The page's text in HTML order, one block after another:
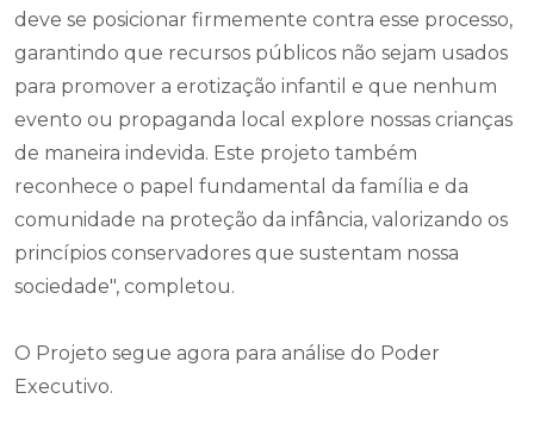
deve se posicionar firmemente contra esse processo,
garantindo que recursos públicos não sejam usados
para promover a erotização infantil e que nenhum
evento ou propaganda local explore nossas crianças
de maneira indevida. Este projeto também
reconhece o papel fundamental da família e da
comunidade na proteção da infância, valorizando os
princípios conservadores que sustentam nossa
sociedade", completou.
O Projeto segue agora para análise do Poder
Executivo.